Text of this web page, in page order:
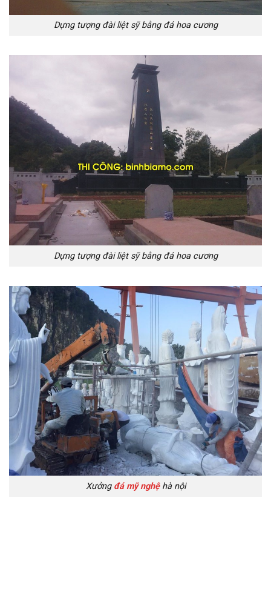
Dựng tượng đài liệt sỹ bằng đá hoa cương
Dựng tượng đài liệt sỹ bằng đá hoa cương
Xưởng đá mỹ nghệhà nội